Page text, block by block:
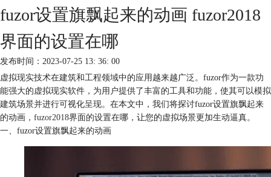
fuzor设置旗飘起来的动画 fuzor2018
界面的设置在哪
发布时间：2023-07-25 13: 36: 00
虚拟现实技术在建筑和工程领域中的应用越来越广泛。fuzor作为一款功
能强大的虚拟现实软件，为用户提供了丰富的工具和功能，使其可以模拟
建筑场景并进行可视化呈现。在本文中，我们将探讨fuzor设置旗飘起来
的动画， fuzor2018界面的设置在哪，让您的虚拟场景更加生动逼真。
一、fuzor设置旗飘起来的动画